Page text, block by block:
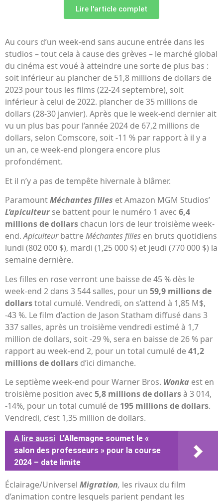
Lire l'article complet
Au cours d’un week-end sans aucune entrée dans les
studios – tout cela à cause des grèves – le marché global
du cinéma est voué à atteindre une sorte de plus bas :
soit inférieur au plancher de 51,8 millions de dollars de
2023 pour tous les films (22-24 septembre), soit
inférieur à celui de 2022. plancher de 35 millions de
dollars (28-30 janvier). Après que le week-end dernier ait
vu un plus bas pour l’année 2024 de 67,2 millions de
dollars, selon Comscore, soit -11 % par rapport à il y a
un an, ce week-end plongera encore plus
profondément.
Et il n’y a pas de tempête hivernale à blâmer.
ParamountMéchantes filles et Amazon MGM Studios’
L’apiculteurse battent pour le numéro 1 avec 6,4
millions de dollars chacun lors de leur troisième week-
end.ApiculteurbattreMéchantes filles en bruts quotidiens
lundi (802 000 $), mardi (1,25 000 $) et jeudi (770 000 $) la
semaine dernière.
Les filles en rose verront une baisse de 45 % dès le
week-end 2 dans 3 544 salles, pour un 59,9 millions de
dollarstotal cumulé. Vendredi, on s’attend à 1,85 M$,
-43 %. Le film d’action de Jason Statham diffusé dans 3
337 salles, après un troisième vendredi estimé à 1,7
million de dollars, soit -29 %, sera en baisse de 26 % par
rapport au week-end 2, pour un total cumulé de41,2
millions de dollars d’ici dimanche.
Le septième week-end pour Warner Bros. Wonka est en
troisième position avec 5,8 millions de dollarsà 3 014,
-14%, pour un total cumulé de 195 millions de dollars.
Vendredi, c’est 1,35 million de dollars.
A lire aussi L'Allemagne soumet le «
salon des professeurs » pour la course
2024 – date limite
Éclairage/Universel Migration, les rivaux du film
d’animation contre lesquels parient pendant les